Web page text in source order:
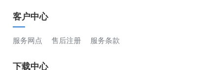
客户中心
服务网点 售后注册 服务条款
下载中心